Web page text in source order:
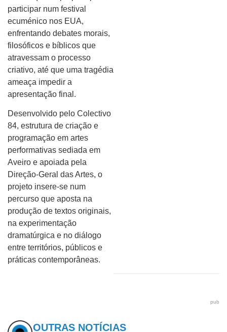
participar num festival
ecuménico nos EUA,
enfrentando debates morais,
filosóficos e bíblicos que
atravessam o processo
criativo, até que uma tragédia
ameaça impedir a
apresentação final.
Desenvolvido pelo Colectivo
84, estrutura de criação e
programação em artes
performativas sediada em
Aveiro e apoiada pela
Direção-Geral das Artes, o
projeto insere-se num
percurso que aposta na
produção de textos originais,
na experimentação
dramatúrgica e no diálogo
entre territórios, públicos e
práticas contemporâneas.
pub
OUTRAS NOTÍCIAS